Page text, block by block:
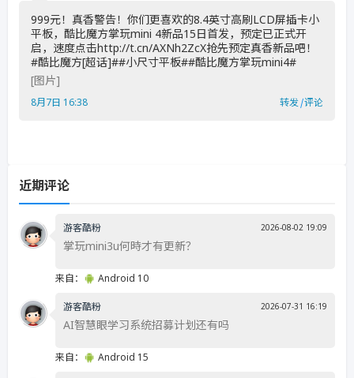
999元！真香警告！你们更喜欢的8.4英寸高刷LCD屏插卡小
平板，酷比魔方掌玩mini 4新品15日首发，预定已正式开
启，速度点击http://t.cn/AXNh2ZcX抢先预定真香新品吧！
#酷比魔方[超话]##小尺寸平板##酷比魔方掌玩mini4# ​
[图片]
8月7日 16:38 转发|评论
近期评论
游客酷粉 2026-08-02 19:09
掌玩mini3u何時才有更新？
来自： Android 10
游客酷粉 2026-07-31 16:19
AI智慧眼学习系统招募计划还有吗
来自： Android 15